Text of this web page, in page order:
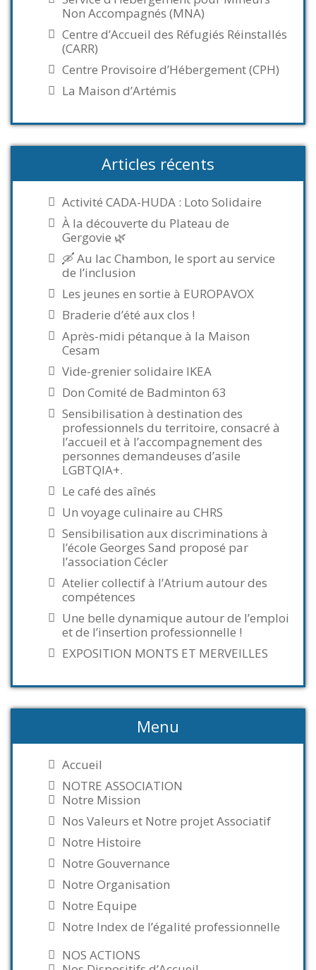
Non Accompagnés (MNA)
Centre d’Accueil des Réfugiés Réinstallés
(CARR)
Centre Provisoire d’Hébergement (CPH)
La Maison d’Artémis
Articles récents
Activité CADA-HUDA : Loto Solidaire
À la découverte du Plateau de
Gergovie 🌿
🛶 Au lac Chambon, le sport au service
de l’inclusion
Les jeunes en sortie à EUROPAVOX
Braderie d’été aux clos !
Après-midi pétanque à la Maison
Cesam
Vide-grenier solidaire IKEA
Don Comité de Badminton 63
Sensibilisation à destination des
professionnels du territoire, consacré à
l’accueil et à l’accompagnement des
personnes demandeuses d’asile
LGBTQIA+.
Le café des aînés
Un voyage culinaire au CHRS
Sensibilisation aux discriminations à
l’école Georges Sand proposé par
l’association Cécler
Atelier collectif à l’Atrium autour des
compétences
Une belle dynamique autour de l’emploi
et de l’insertion professionnelle !
EXPOSITION MONTS ET MERVEILLES
Menu
Accueil
NOTRE ASSOCIATION
Notre Mission
Nos Valeurs et Notre projet Associatif
Notre Histoire
Notre Gouvernance
Notre Organisation
Notre Equipe
Notre Index de l’égalité professionnelle
NOS ACTIONS